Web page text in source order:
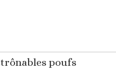
poufs